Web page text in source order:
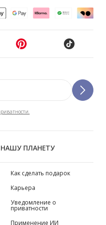
ПЛАНЕТУ
Как сделать подарок
Карьера
Уведомление о
приватности
Применение ИИ